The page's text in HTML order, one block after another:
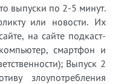
выпуски по 2-5 минут.
или новости. Их
на сайте подкаст-
смартфон и
Выпуск 2
злоупотребления